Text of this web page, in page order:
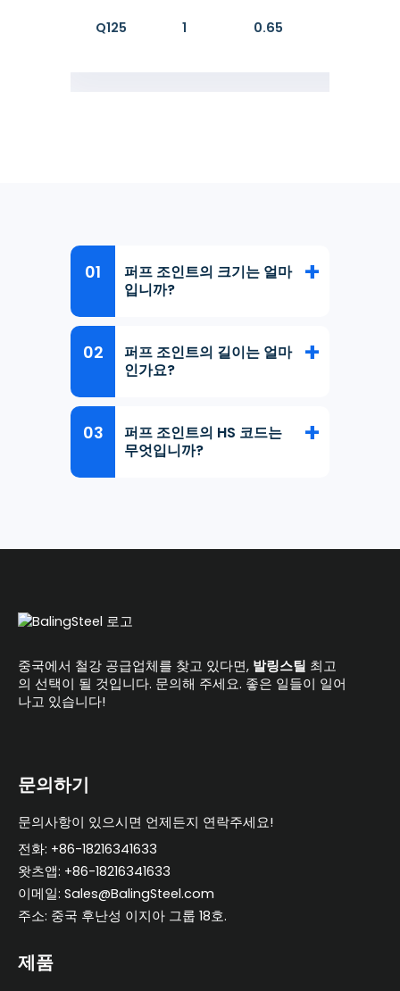
Q125 1 0.65
퍼프 조인트의 크기는 얼마
입니까?
퍼프 조인트의 길이는 얼마
인가요?
퍼프 조인트의 HS 코드는
무엇입니까?
중국에서 철강 공급업체를 찾고 있다면, 발링스틸 최고
의 선택이 될 것입니다. 문의해 주세요. 좋은 일들이 일어
나고 있습니다!
문의하기
문의사항이 있으시면 언제든지 연락주세요!
전화: +86-18216341633
왓츠앱: +86-18216341633
이메일: Sales@BalingSteel.com
주소: 중국 후난성 이지아 그룹 18호.
제품